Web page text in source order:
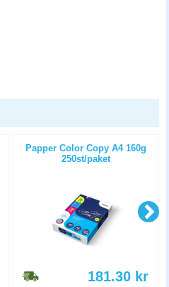
Papper Color Copy A4 160g
250st/paket
181.30 kr